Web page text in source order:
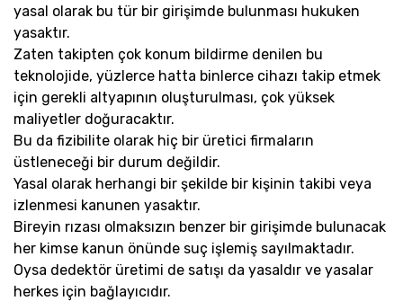
yasal olarak bu tür bir girişimde bulunması hukuken
yasaktır.
Zaten takipten çok konum bildirme denilen bu
teknolojide, yüzlerce hatta binlerce cihazı takip etmek
için gerekli altyapının oluşturulması, çok yüksek
maliyetler doğuracaktır.
Bu da fizibilite olarak hiç bir üretici firmaların
üstleneceği bir durum değildir.
Yasal olarak herhangi bir şekilde bir kişinin takibi veya
izlenmesi kanunen yasaktır.
Bireyin rızası olmaksızın benzer bir girişimde bulunacak
her kimse kanun önünde suç işlemiş sayılmaktadır.
Oysa dedektör üretimi de satışı da yasaldır ve yasalar
herkes için bağlayıcıdır.